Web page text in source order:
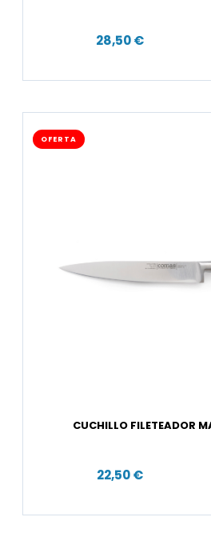
28,50 €
OFERTA
CUCHILLO FILETEADOR
22,50 €